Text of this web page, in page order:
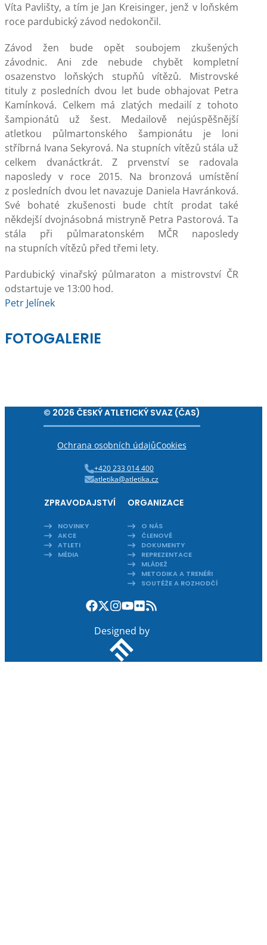
Víta Pavlišty, a tím je Jan Kreisinger, jenž v loňském
roce pardubický závod nedokončil.
Závod žen bude opět soubojem zkušených
závodnic. Ani zde nebude chybět kompletní
osazenstvo loňských stupňů vítězů. Mistrovské
tituly z posledních dvou let bude obhajovat Petra
Kamínková. Celkem má zlatých medailí z tohoto
šampionátů už šest. Medailově nejúspěšnější
atletkou půlmartonského šampionátu je loni
stříbrná Ivana Sekyrová. Na stupních vítězů stála už
celkem dvanáctkrát. Z prvenství se radovala
naposledy v roce 2015. Na bronzová umístění
z posledních dvou let navazuje Daniela Havránková.
Své bohaté zkušenosti bude chtít prodat také
někdejší dvojnásobná mistryně Petra Pastorová. Ta
stála při půlmaratonském MČR naposledy
na stupních vítězů před třemi lety.
Pardubický vinařský půlmaraton a mistrovství ČR
odstartuje ve 13:00 hod.
Petr Jelínek
FOTOGALERIE
© 2026 ČESKÝ ATLETICKÝ SVAZ (ČAS)
Ochrana osobních údajůCookies
+420 233 014 400
atletika@atletika.cz
ZPRAVODAJSTVÍ
NOVINKY
AKCE
ATLETI
MÉDIA
ORGANIZACE
O NÁS
ČLENOVÉ
DOKUMENTY
REPREZENTACE
MLÁDEŽ
METODIKA A TRENÉŘI
SOUTĚŽE A ROZHODČÍ
Designed by